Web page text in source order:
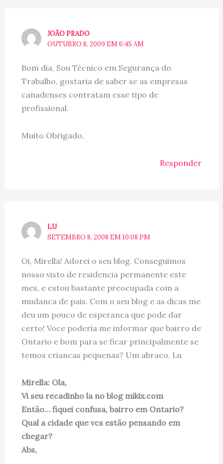
JOÃO PRADO
OUTUBRO 8, 2009 EM 6:45 AM
Bom dia, Sou Técnico em Segurança do
Trabalho, gostaria de saber se as empresas
canadenses contratam esse tipo de
profissional.
Muito Obrigado.
Responder
LU
SETEMBRO 8, 2008 EM 10:08 PM
Oi, Mirella! Adorei o seu blog. Conseguimos
nosso visto de residencia permanente este
mes, e estou bastante preocupada com a
mudanca de pais. Com o seu blog e as dicas me
deu um pouco de esperanca que pode dar
certo! Voce poderia me informar que bairro de
Ontario e bom para se ficar principalmente se
temos criancas pequenas? Um abraco, Lu
Mirella: Ola,
Vi seu recadinho la no blog mikix.com
Então… fiquei confusa, bairro em Ontario?
Qual a cidade que vcs estão pensando em
chegar?
Abs,